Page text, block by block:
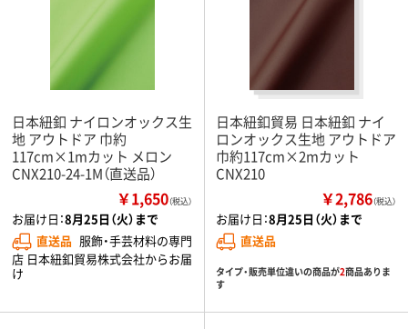
日本紐釦 ナイロンオックス生
地 アウトドア 巾約
117cm×1mカット メロン
CNX210-24-1M（直送品）
￥1,650（税込）
お届け日：8月25日（火）まで
直送品 服飾・手芸材料の専門
店 日本紐釦貿易株式会社からお届
け
日本紐釦貿易 日本紐釦 ナイ
ロンオックス生地 アウトドア
巾約117cm×2mカット
CNX210
￥2,786（税込）
お届け日：8月25日（火）まで
直送品
タイプ・販売単位違いの商品が2商品ありま
す